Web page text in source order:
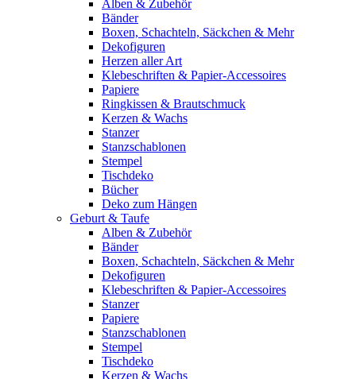
Alben & Zubehör
Bänder
Boxen, Schachteln, Säckchen & Mehr
Dekofiguren
Herzen aller Art
Klebeschriften & Papier-Accessoires
Papiere
Ringkissen & Brautschmuck
Kerzen & Wachs
Stanzer
Stanzschablonen
Stempel
Tischdeko
Bücher
Deko zum Hängen
Geburt & Taufe
Alben & Zubehör
Bänder
Boxen, Schachteln, Säckchen & Mehr
Dekofiguren
Klebeschriften & Papier-Accessoires
Stanzer
Papiere
Stanzschablonen
Stempel
Tischdeko
Kerzen & Wachs